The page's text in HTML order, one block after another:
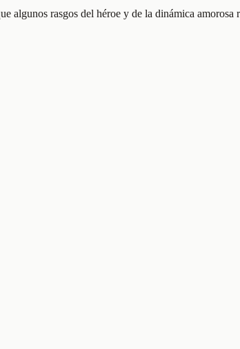
algunos rasgos del héroe y de la dinámica amorosa